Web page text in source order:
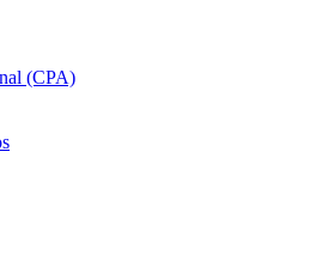
(CPA)